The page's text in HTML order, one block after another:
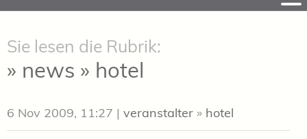
to
Sie lesen die Rubrik:
» news » hotel
6 Nov 2009, 11:27 | veranstalter » hotel